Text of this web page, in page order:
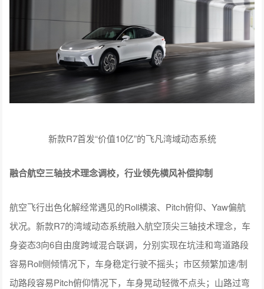
新款R7首发“价值10亿”的飞凡湾域动态系统
融合航空三轴技术理念调校，行业领先横风补偿抑制
航空飞行出色化解经常遇见的Roll横滚、Pitch俯仰、Yaw偏航
状况。新款R7的湾域动态系统融入航空顶尖三轴技术理念，车
身姿态3向6自由度跨域混合联调，分别实现在坑洼和弯道路段
容易Roll侧倾情况下，车身稳定行驶不摇头；市区频繁加速/制
动路段容易Pitch俯仰情况下，车身晃动轻微不点头；山路过弯